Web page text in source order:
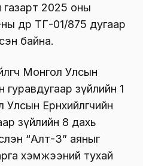
газарт 2025 оны
өдөр ТГ-01/875 дугаар
байна.
Монгол Улсын
зүйлийн 1
Ерөнхийлөгчийн
зүйлийн 8 дахь
“Алт-3” аяныг
хэмжээний тухай